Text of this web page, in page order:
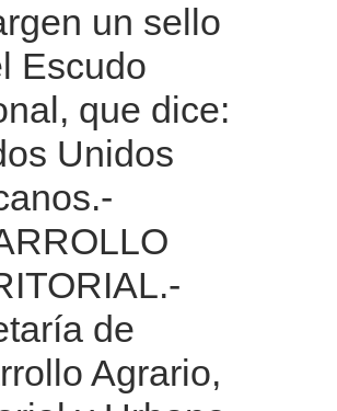
un sello
Escudo
que dice:
Unidos
de
Agrario,